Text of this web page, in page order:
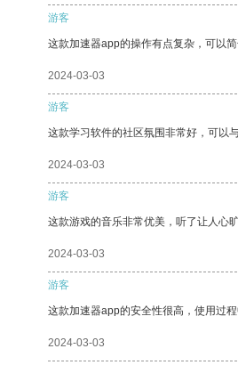
游客
这款加速器app的操作有点复杂，可以
2024-03-03
游客
这款学习软件的社区氛围非常好，可以
2024-03-03
游客
这款游戏的音乐非常优美，听了让人心旷
2024-03-03
游客
这款加速器app的安全性很高，使用过
2024-03-03